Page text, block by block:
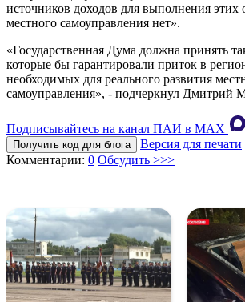
источников доходов для выполнения этих
местного самоуправления нет».
«Государственная Дума должна принять
которые бы гарантировали приток в
необходимых для реального развития
самоуправления», - подчеркнул Дмитрий
Подписывайтесь на канал ПАИ в MAХ
Получить код для блога
Версия для печати
Комментарии: 0 Обсудить >>>